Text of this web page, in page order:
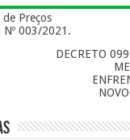
Preços
Nº 003/2021.
DECRETO